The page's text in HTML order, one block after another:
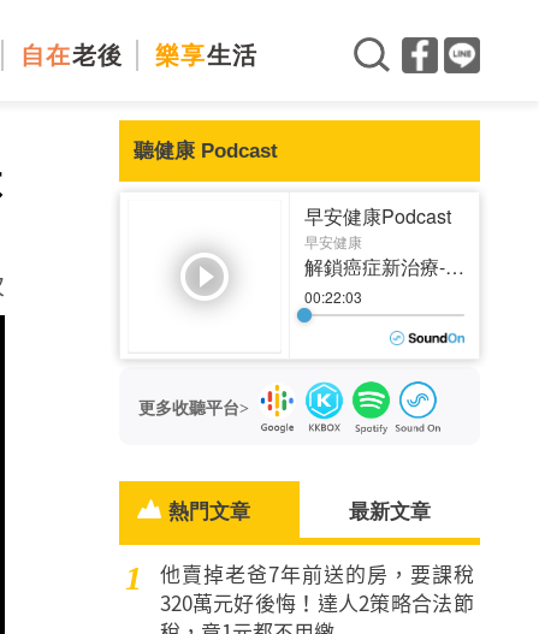
自在老後 樂享生活
聽健康 Podcast
更多收聽平台>
熱門文章 最新文章
1
他賣掉老爸7年前送的房，要課稅
320萬元好後悔！達人2策略合法節